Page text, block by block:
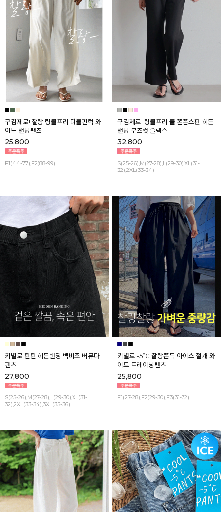
구김제로! 찰랑 링클프리 더블핀턱 와
이드 밴딩팬츠
25,800
F1(44-77),F2(88-99)
구김제로! 링클프리 쿨 쫀쫀스판 히든
밴딩 부츠컷 슬랙스
32,800
S(25-26),M(27-28),L(29-30),XL(31-
32),2XL(33-34)
키별로 탄탄 히든밴딩 백비조 버뮤다
팬츠
27,800
S(25-26),M(27-28),L(29-30),XL(31-
32),2XL(33-34),3XL(35-36)
키별로 -5ºC 찰랑쫀득 아이스 절개 와
이드 트레이닝팬츠
25,800
F1(27-28),F2(29-30),F3(31-32)